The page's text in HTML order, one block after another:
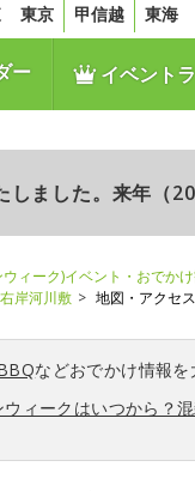
東京 甲信越 東海
ー イベント
ました。来年（
ィーク)イベント・おでか
岸河川敷 地図・アクセス
などおでかけ情報を
ィークはいつから？